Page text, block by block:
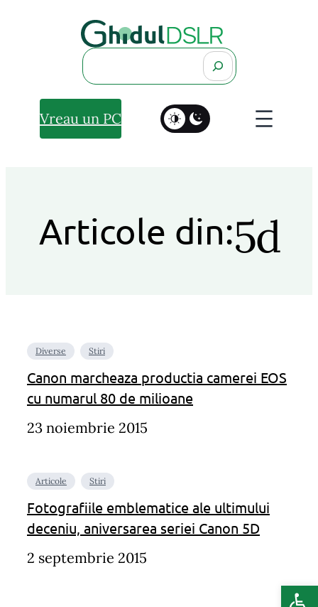
Search
Vreau un PC
Articole din:5d
Diverse Stiri
Canon marcheaza productia camerei EOS
cu numarul 80 de milioane
23 noiembrie 2015
Articole Stiri
Fotografiile emblematice ale ultimului
deceniu, aniversarea seriei Canon 5D
2 septembrie 2015